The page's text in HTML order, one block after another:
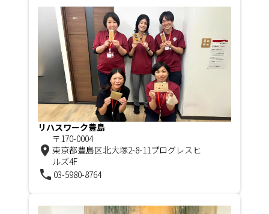
リハスワーク豊島
room
〒170-0004
東京都豊島区北大塚2-8-11プログレスヒ
ルズ4F
phone 03-5980-8764